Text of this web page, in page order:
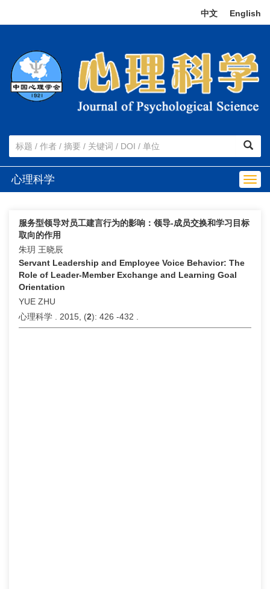
中文 English
心理科学
服务型领导对员工建言行为的影响：领导-成员交换和学习目标
取向的作用
朱玥 王晓辰
Servant Leadership and Employee Voice Behavior: The
Role of Leader-Member Exchange and Learning Goal
Orientation
YUE ZHU
心理科学 . 2015, (2): 426 -432 .